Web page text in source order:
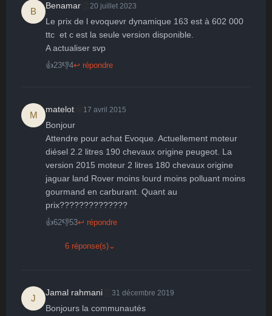
🤩
Parfait
👏
Bravo
😄 🙂
😮
Surpris
😞
B
Benamar 20 juillet 2023
Le prix de l evoquevr dynamique 163 est à 602 000
ttc  et c est la seule version disponible.
A actualiser svp
👍23👎4↩ répondre
M
matelot 17 avril 2015
Bonjour
Attendre pour achat Evoque. Actuellement moteur
diésel 2.2 litres 190 chevaux origine peugeot. La
version 2015 moteur 2 litres 180 chevaux origine
jaguar land Rover moins lourd moins polluant moins
gourmand en carburant. Quant au
prix??????????????
👍62👎53↩ répondre
6 réponse(s) ⌄
J
Jamal rahmani 31 décembre 2019
Bonjours la communautés